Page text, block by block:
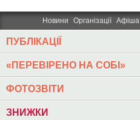
Новини Організації Афіша
ПУБЛІКАЦІЇ
«ПЕРЕВІРЕНО НА СОБІ»
ФОТОЗВІТИ
ЗНИЖКИ